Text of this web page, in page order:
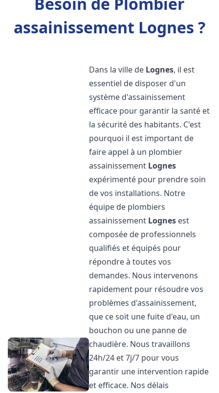
assainissement Lognes ?
Dans la ville de Lognes, il est
essentiel de disposer d'un
système d'assainissement
efficace pour garantir la santé et
la sécurité des habitants. C'est
pourquoi il est important de
faire appel à un plombier
assainissement Lognes
expérimenté pour prendre soin
de vos installations. Notre
équipe de plombiers
assainissement Lognes est
composée de professionnels
qualifiés et équipés pour
répondre à toutes vos
demandes. Nous intervenons
rapidement pour résoudre vos
problèmes d'assainissement,
que ce soit une fuite d'eau, un
bouchon ou une panne de
chaudière. Nous travaillons
24h/24 et 7j/7 pour vous
garantir une intervention rapide
et efficace. Nos délais